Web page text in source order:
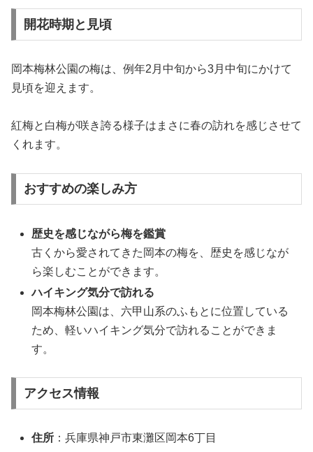
開花時期と見頃
岡本梅林公園の梅は、例年2月中旬から3月中旬にかけて
見頃を迎えます。
紅梅と白梅が咲き誇る様子はまさに春の訪れを感じさせて
くれます。
おすすめの楽しみ方
歴史を感じながら梅を鑑賞
古くから愛されてきた岡本の梅を、歴史を感じなが
ら楽しむことができます。
ハイキング気分で訪れる
岡本梅林公園は、六甲山系のふもとに位置している
ため、軽いハイキング気分で訪れることができま
す。
アクセス情報
住所 ：兵庫県神戸市東灘区岡本6丁目